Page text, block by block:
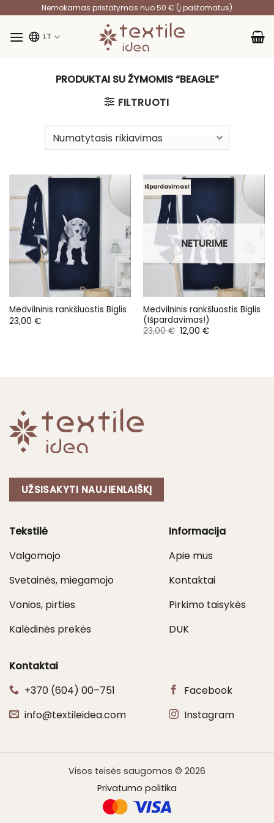
content
Nemokamas pristatymas nuo 50 € (į paštomatus)
LT
PRODUKTAI SU ŽYMOMIS “BEAGLE”
FILTRUOTI
Medvilninis rankšluostis Biglis
23,00 €
Išpardavimas!
NETURIME
Medvilninis rankšluostis Biglis
(Išpardavimas!)
23,00€ Original
price
12,00 €Current
UŽSISAKYTI NAUJIENLAIŠKĮ
Tekstilė
Valgomojo
Svetainės, miegamojo
Vonios, pirties
Kalėdinės prekės
Informacija
Apie mus
Kontaktai
Pirkimo taisykės
DUK
Kontaktai
+370 (604) 00–751
info@textileidea.com
Facebook
Instagram
Visos teisės saugomos © 2026
Privatumo politika